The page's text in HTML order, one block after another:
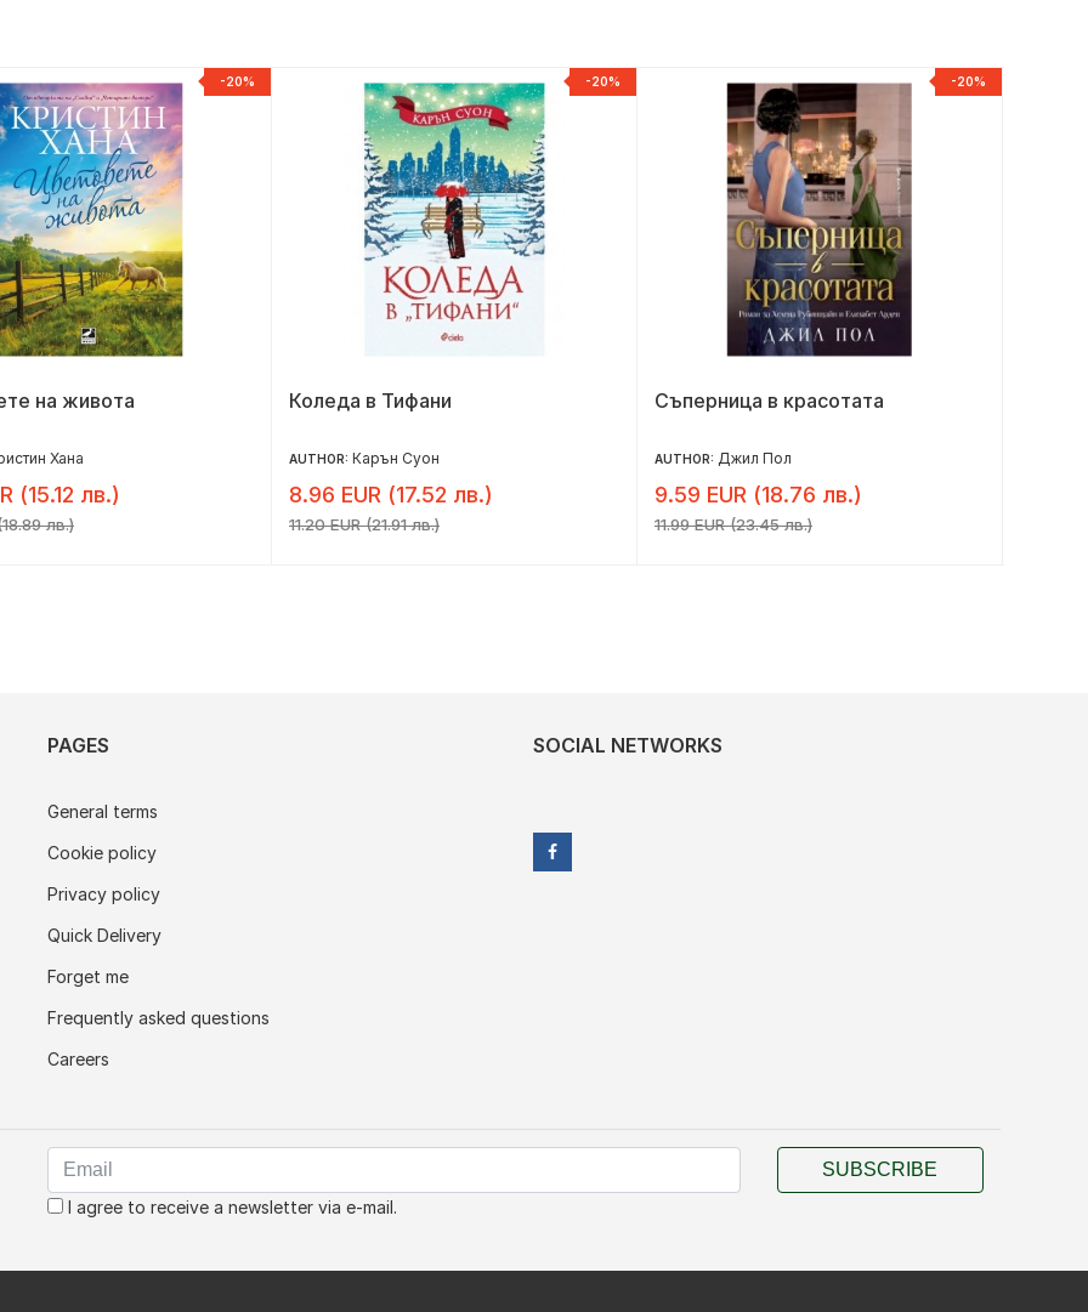
-20%
на живота
Хана
(15.12 лв.)
лв.)
-20%
Коледа в Тифани
AUTHOR: Карън Суон
8.96 EUR (17.52 лв.)
11.20 EUR (21.91 лв.)
-20%
Съперница в красотата
AUTHOR: Джил Пол
9.59 EUR (18.76 лв.)
11.99 EUR (23.45 лв.)
PAGES
General terms
Cookie policy
Privacy policy
Quick Delivery
Forget me
Frequently asked questions
Careers
SOCIAL NETWORKS
I agree to receive a newsletter via e-mail.
SUBSCRIBE